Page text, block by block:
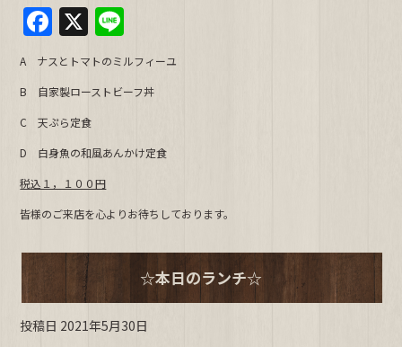
F
a
c
e
b
o
o
k
X
n
e
A ナスとトマトのミルフィーユ
B 自家製ローストビーフ丼
C 天ぷら定食
D 白身魚の和風あんかけ定食
税込１，１００円
皆様のご来店を心よりお待ちしております。
☆本日のランチ☆
投稿日 2021年5月30日